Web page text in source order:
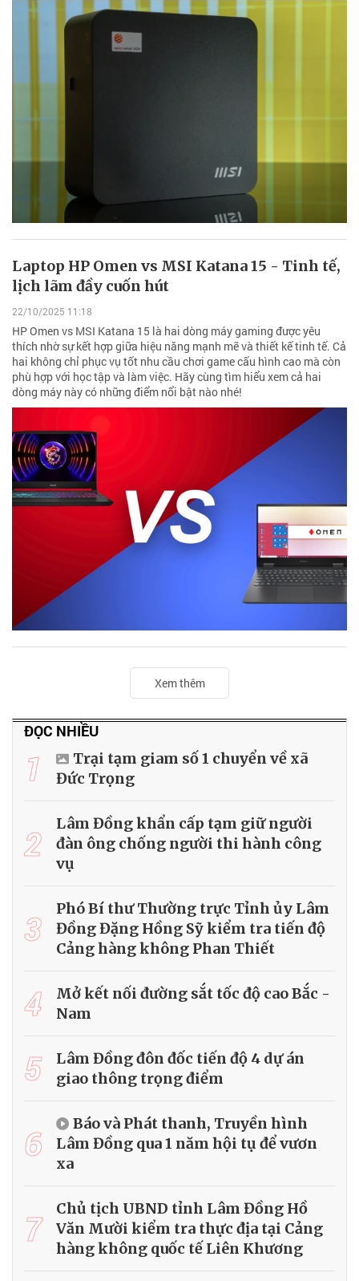
Laptop HP Omen vs MSI Katana 15 - Tinh tế,
lịch lãm đầy cuốn hút
22/10/2025 11:18
HP Omen vs MSI Katana 15 là hai dòng máy gaming được yêu
thích nhờ sự kết hợp giữa hiệu năng mạnh mẽ và thiết kế tinh tế. Cả
hai không chỉ phục vụ tốt nhu cầu chơi game cấu hình cao mà còn
phù hợp với học tập và làm việc. Hãy cùng tìm hiểu xem cả hai
dòng máy này có những điểm nổi bật nào nhé!
Xem thêm
ĐỌC NHIỀU
1
Trại tạm giam số 1 chuyển về xã
Đức Trọng
2
Lâm Đồng khẩn cấp tạm giữ người
đàn ông chống người thi hành công
vụ
3
Phó Bí thư Thường trực Tỉnh ủy Lâm
Đồng Đặng Hồng Sỹ kiểm tra tiến độ
Cảng hàng không Phan Thiết
4
Mở kết nối đường sắt tốc độ cao Bắc -
Nam
5
Lâm Đồng đôn đốc tiến độ 4 dự án
giao thông trọng điểm
6
Báo và Phát thanh, Truyền hình
Lâm Đồng qua 1 năm hội tụ để vươn
xa
7
Chủ tịch UBND tỉnh Lâm Đồng Hồ
Văn Mười kiểm tra thực địa tại Cảng
hàng không quốc tế Liên Khương